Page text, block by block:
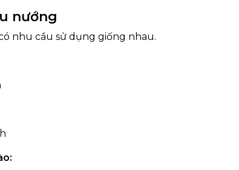
nướng
nhu cầu sử dụng giống nhau.